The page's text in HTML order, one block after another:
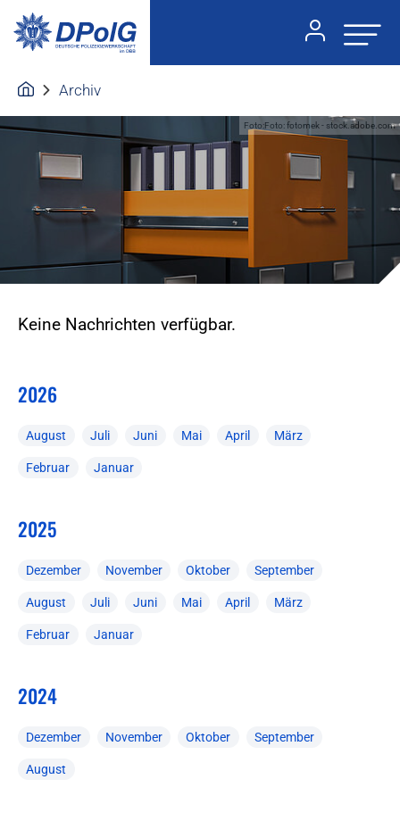
Archiv
Foto:Foto: fotomek - stock.adobe.com
Keine Nachrichten verfügbar.
2026
August Juli Juni Mai April März
Februar Januar
2025
Dezember November Oktober September
August Juli Juni Mai April März
Februar Januar
2024
Dezember November Oktober September
August